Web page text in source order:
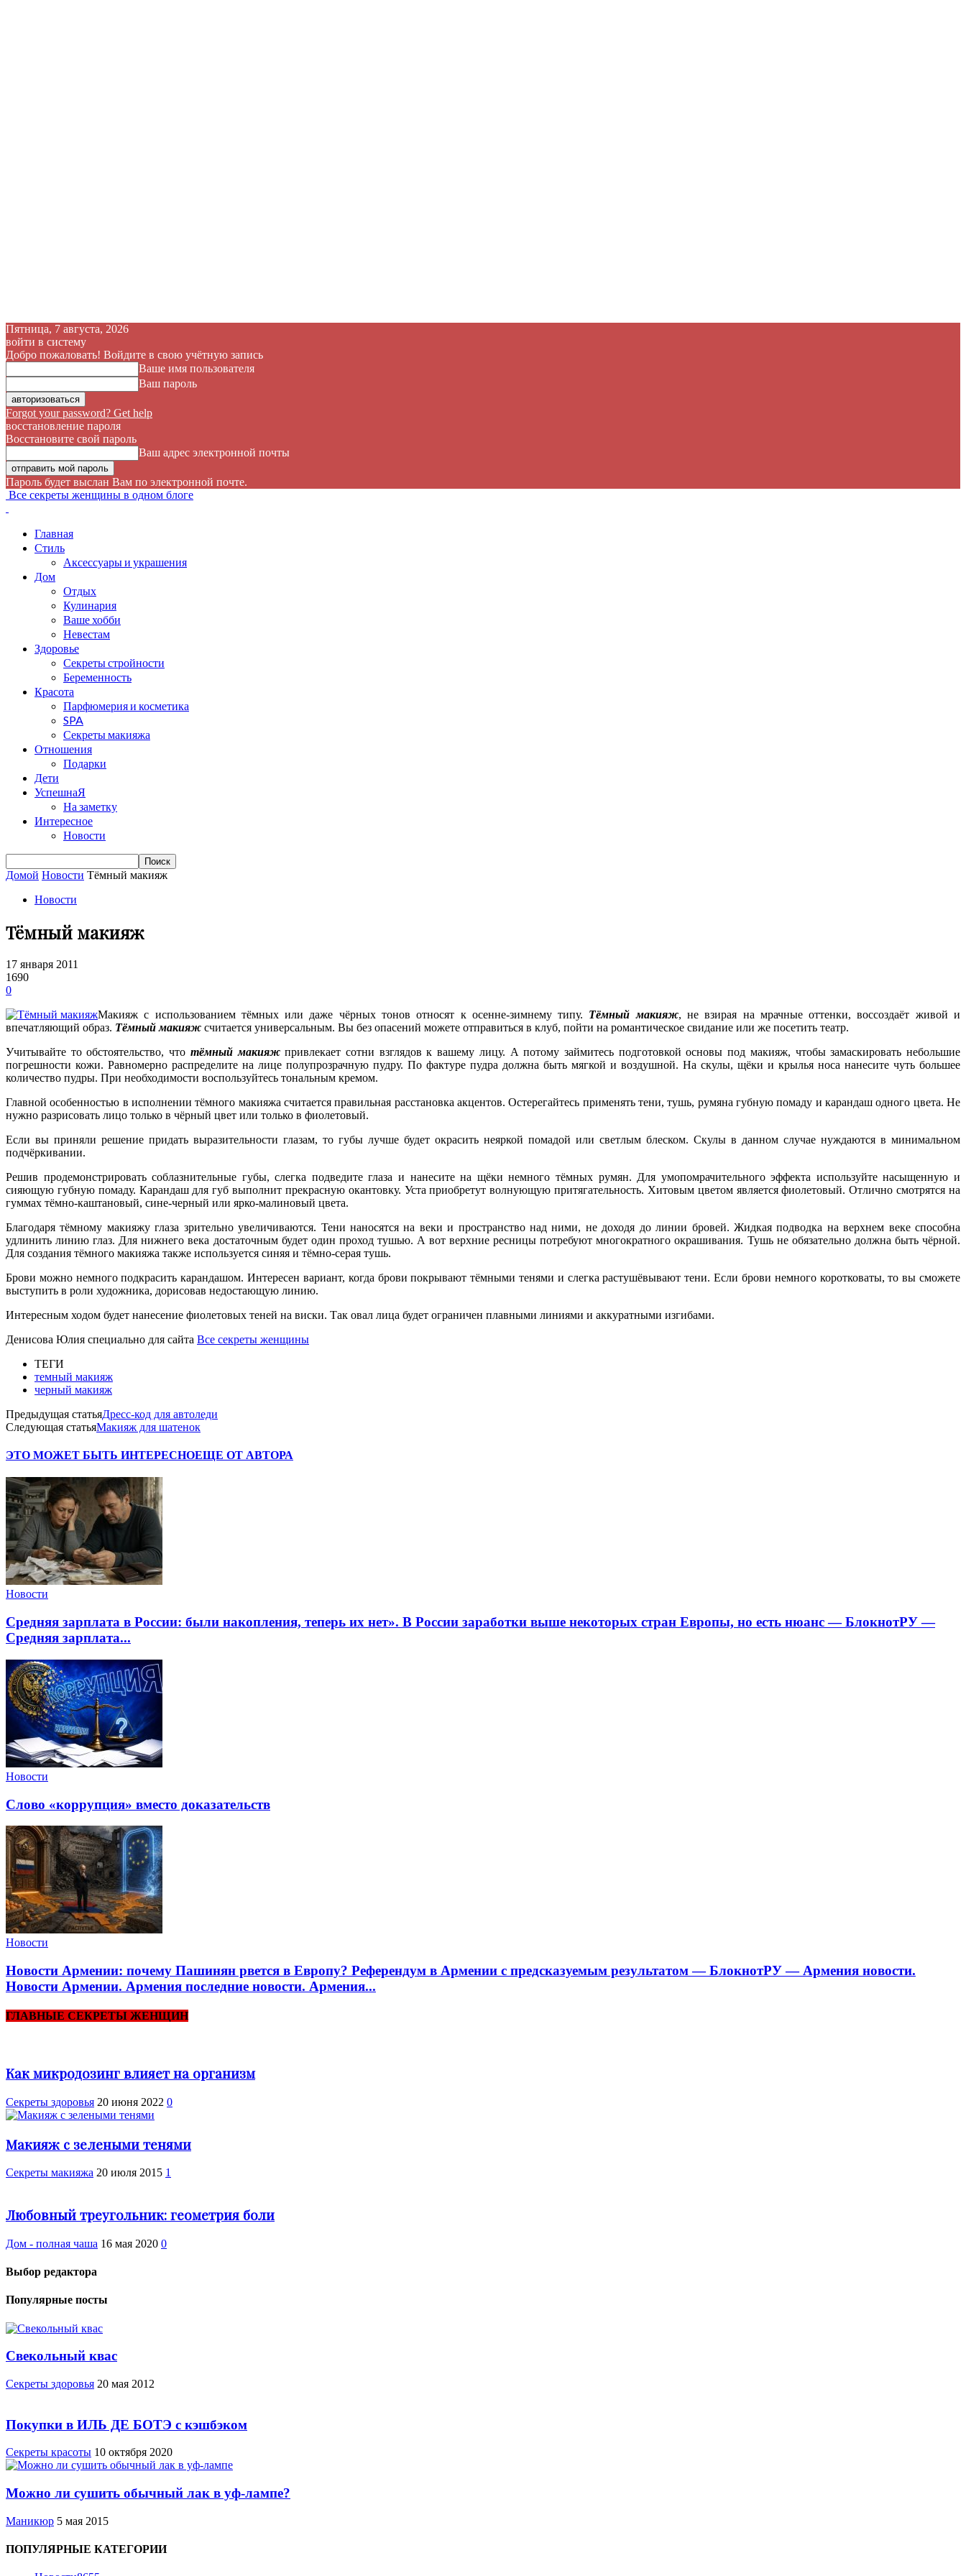
Пятница, 7 августа, 2026
войти в систему
Добро пожаловать! Войдите в свою учётную запись
Ваше имя пользователя
Ваш пароль
Forgot your password? Get help
восстановление пароля
Восстановите свой пароль
Ваш адрес электронной почты
Пароль будет выслан Вам по электронной почте.
Все секреты женщины в одном блоге
Главная
Стиль
Аксессуары и украшения
Дом
Отдых
Кулинария
Ваше хобби
Невестам
Здоровье
Секреты стройности
Беременность
Красота
Парфюмерия и косметика
SPA
Секреты макияжа
Отношения
Подарки
Дети
УспешнаЯ
На заметку
Интересное
Новости
Домой Новости Тёмный макияж
Новости
Тёмный макияж
17 января 2011
1690
0
Макияж с использованием тёмных или даже чёрных тонов относят к осенне-зимнему типу. Тёмный макияж, не взирая на мрачные оттенки, воссоздаёт живой и
впечатляющий образ. Тёмный макияж считается универсальным. Вы без опасений можете отправиться в клуб, пойти на романтическое свидание или же посетить театр.
Учитывайте то обстоятельство, что тёмный макияжпривлекает сотни взглядов к вашему лицу. А потому займитесь подготовкой основы под макияж, чтобы замаскировать небольшие
погрешности кожи. Равномерно распределите на лице полупрозрачную пудру. По фактуре пудра должна быть мягкой и воздушной. На скулы, щёки и крылья носа нанесите чуть большее
количество пудры. При необходимости воспользуйтесь тональным кремом.
Главной особенностью в исполнении тёмного макияжа считается правильная расстановка акцентов. Остерегайтесь применять тени, тушь, румяна губную помаду и карандаш одного цвета. Не
нужно разрисовать лицо только в чёрный цвет или только в фиолетовый.
Если вы приняли решение придать выразительности глазам, то губы лучше будет окрасить неяркой помадой или светлым блеском. Скулы в данном случае нуждаются в минимальном
подчёркивании.
Решив продемонстрировать соблазнительные губы, слегка подведите глаза и нанесите на щёки немного тёмных румян. Для умопомрачительного эффекта используйте насыщенную и
сияющую губную помаду. Карандаш для губ выполнит прекрасную окантовку. Уста приобретут волнующую притягательность. Хитовым цветом является фиолетовый. Отлично смотрятся на
гуммах тёмно-каштановый, сине-черный или ярко-малиновый цвета.
Благодаря тёмному макияжу глаза зрительно увеличиваются. Тени наносятся на веки и пространство над ними, не доходя до линии бровей. Жидкая подводка на верхнем веке способна
удлинить линию глаз. Для нижнего века достаточным будет один проход тушью. А вот верхние ресницы потребуют многократного окрашивания. Тушь не обязательно должна быть чёрной.
Для создания тёмного макияжа также используется синяя и тёмно-серая тушь.
Брови можно немного подкрасить карандашом. Интересен вариант, когда брови покрывают тёмными тенями и слегка растушёвывают тени. Если брови немного коротковаты, то вы сможете
выступить в роли художника, дорисовав недостающую линию.
Интересным ходом будет нанесение фиолетовых теней на виски. Так овал лица будет ограничен плавными линиями и аккуратными изгибами.
Денисова Юлия специально для сайта Все секреты женщины
ТЕГИ
темный макияж
черный макияж
Предыдущая статьяДресс-код для автоледи
Следующая статьяМакияж для шатенок
ЭТО МОЖЕТ БЫТЬ ИНТЕРЕСНОЕЩЕ ОТ АВТОРА
Новости
Средняя зарплата в России: были накопления, теперь их нет». В России заработки выше некоторых стран Европы, но есть нюанс — БлокнотРУ —
Средняя зарплата...
Новости
Слово «коррупция» вместо доказательств
Новости
Новости Армении: почему Пашинян рвется в Европу? Референдум в Армении с предсказуемым результатом — БлокнотРУ — Армения новости.
Новости Армении. Армения последние новости. Армения...
ГЛАВНЫЕ СЕКРЕТЫ ЖЕНЩИН
Как микродозинг влияет на организм
Cекреты здоровья 20 июня 2022 0
Макияж с зелеными тенями
Секреты макияжа 20 июля 2015 1
Любовный треугольник: геометрия боли
Дом - полная чаша 16 мая 2020 0
Выбор редактора
Популярные посты
Свекольный квас
Cекреты здоровья 20 мая 2012
Покупки в ИЛЬ ДЕ БОТЭ с кэшбэком
Секреты красоты 10 октября 2020
Можно ли сушить обычный лак в уф-лампе?
Маникюр 5 мая 2015
ПОПУЛЯРНЫЕ КАТЕГОРИИ